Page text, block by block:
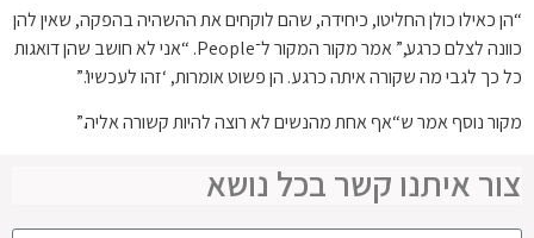
“הן כאילו כולן החליטו, כיחידה, שהם לוקחים את ההשהיה בהפקה, שאין להן
כוונה לצלם כרגע,” אמר מקור המקור ל־People. “אני לא חושב שהן דואגות
כל כך לגבי מה שקורה איתה כרגע. הן פשוט אומרות, ‘זהו לעכשיו’.”
מקור נוסף אמר ש“אף אחת מהנשים לא רוצה להיות קשורה אליה.”
צור איתנו קשר בכל נושא